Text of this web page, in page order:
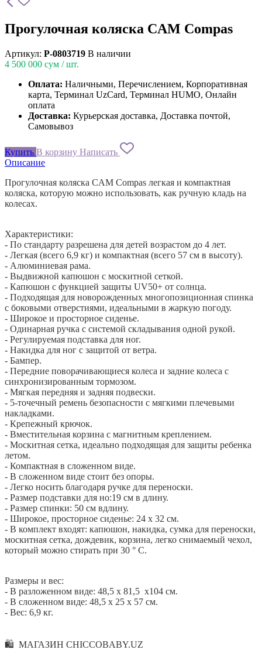
Прогулочная коляска CAM Compas
Артикул: P-0803719 В наличии
4 500 000 сум / шт.
Оплата: Наличными, Перечислением, Корпоративная
карта, Терминал UzCard, Терминал HUMO, Онлайн
оплата
Доставка: Курьерская доставка, Доставка почтой,
Самовывоз
Купить В корзину Написать
Описание
Прогулочная коляска CAM Compas легкая и компактная
коляска, которую можно использовать, как ручную кладь на
колесах.
Характеристики:
- По стандарту разрешена для детей возрастом до 4 лет.
- Легкая (всего 6,9 кг) и компактная (всего 57 см в высоту).
- Алюминиевая рама.
- Выдвижной капюшон с москитной сеткой.
- Капюшон с функцией защиты UV50+ от солнца.
- Подходящая для новорожденных многопозиционная спинка
с боковыми отверстиями, идеальными в жаркую погоду.
- Широкое и просторное сиденье.
- Одинарная ручка с системой складывания одной рукой.
- Регулируемая подставка для ног.
- Накидка для ног с защитой от ветра.
- Бампер.
- Передние поворачивающиеся колеса и задние колеса с
синхронизированным тормозом.
- Мягкая передняя и задняя подвески.
- 5-точечный ремень безопасности с мягкими плечевыми
накладками.
- Крепежный крючок.
- Вместительная корзина с магнитным креплением.
- Москитная сетка, идеально подходящая для защиты ребенка
летом.
- Компактная в сложенном виде.
- В сложенном виде стоит без опоры.
- Легко носить благодаря ручке для переноски.
- Размер подставки для но:19 см в длину.
- Размер спинки: 50 см вдлину.
- Широкое, просторное сиденье: 24 х 32 см.
- В комплект входят: капюшон, накидка, сумка для переноски,
москитная сетка, дождевик, корзина, легко снимаемый чехол,
который можно стирать при 30 ° C.
Размеры и вес:
- В разложенном виде: 48,5 х 81,5 х104 см.
- В сложенном виде: 48,5 х 25 х 57 см.
- Вес: 6,9 кг.
🛍 МАГАЗИН CHICCOBABY.UZ